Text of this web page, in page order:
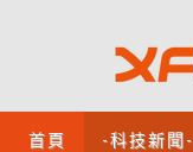
首頁 -科技新聞-